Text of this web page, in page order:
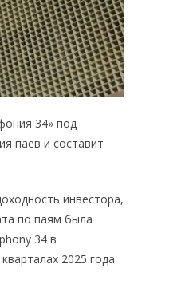
34» под
паев и составит
инвестора,
по паям была
34 в
2025 года